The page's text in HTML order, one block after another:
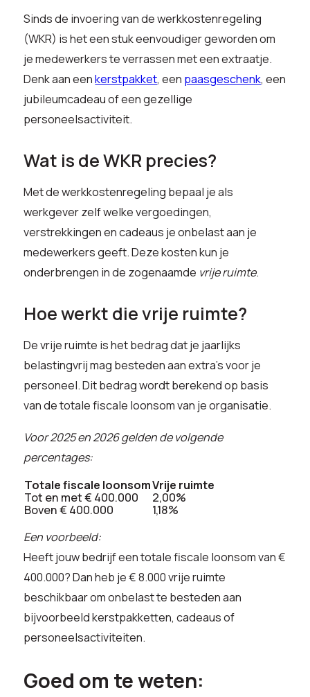
Sinds de invoering van de werkkostenregeling
(WKR) is het een stuk eenvoudiger geworden om
je medewerkers te verrassen met een extraatje.
Denk aan eenkerstpakket, een paasgeschenk, een
jubileumcadeau of een gezellige
personeelsactiviteit.
Wat is de WKR precies?
Met de werkkostenregeling bepaal je als
werkgever zelf welke vergoedingen,
verstrekkingen en cadeaus je onbelast aan je
medewerkers geeft. Deze kosten kun je
onderbrengen in de zogenaamde vrije ruimte.
Hoe werkt die vrije ruimte?
De vrije ruimte is het bedrag dat je jaarlijks
belastingvrij mag besteden aan extra’s voor je
personeel. Dit bedrag wordt berekend op basis
van de totale fiscale loonsom van je organisatie.
Voor 2025 en 2026 gelden de volgende
percentages:
Totale fiscale loonsomVrije ruimte
Tot en met € 400.000
2,00%
Boven € 400.000
1,18%
Een voorbeeld:
Heeft jouw bedrijf een totale fiscale loonsom van €
400.000? Dan heb je € 8.000 vrije ruimte
beschikbaar om onbelast te besteden aan
bijvoorbeeld kerstpakketten, cadeaus of
personeelsactiviteiten.
Goed om te weten: